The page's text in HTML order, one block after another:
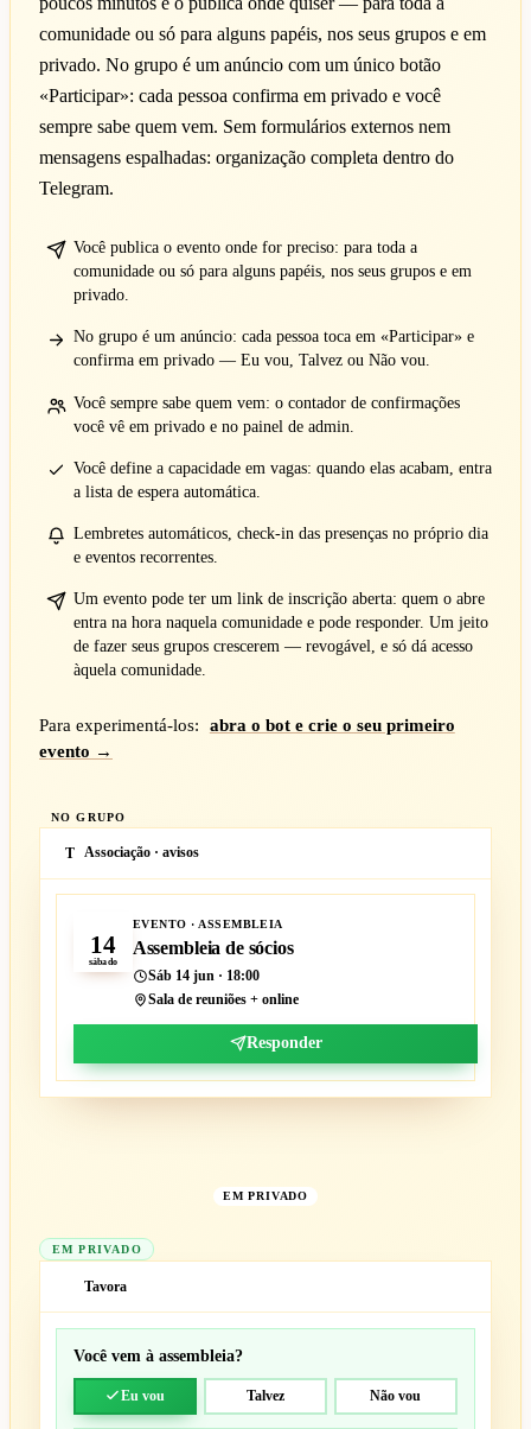
comunidade ou só para alguns papéis, nos seus grupos e em
privado. No grupo é um anúncio com um único botão
«Participar»: cada pessoa confirma em privado e você
sempre sabe quem vem. Sem formulários externos nem
mensagens espalhadas: organização completa dentro do
Telegram.
Você publica o evento onde for preciso: para toda a
comunidade ou só para alguns papéis, nos seus grupos e em
privado.
No grupo é um anúncio: cada pessoa toca em «Participar» e
confirma em privado — Eu vou, Talvez ou Não vou.
Você sempre sabe quem vem: o contador de confirmações
você vê em privado e no painel de admin.
Você define a capacidade em vagas: quando elas acabam, entra
a lista de espera automática.
Lembretes automáticos, check-in das presenças no próprio dia
e eventos recorrentes.
Um evento pode ter um link de inscrição aberta: quem o abre
entra na hora naquela comunidade e pode responder. Um jeito
de fazer seus grupos crescerem — revogável, e só dá acesso
àquela comunidade.
Para experimentá-los: abra o bot e crie o seu primeiro
evento →
NO GRUPO
T Associação · avisos
14
sábado
EVENTO · ASSEMBLEIA
Assembleia de sócios
Sáb 14 jun · 18:00
Sala de reuniões + online
Responder
EM PRIVADO
EM PRIVADO
Tavora
Você vem à assembleia?
Eu vou Talvez Não vou